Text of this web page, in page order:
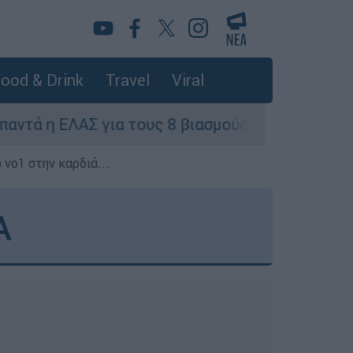
& Drink Travel Viral
ΕΛΑΣ για τους 8 βιασμούς τουριστριών -
στην καρδιά...